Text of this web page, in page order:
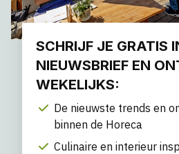
SCHRIJF JE GRATIS
NIEUWSBRIEF EN
WEKELIJKS:
De nieuwste trends en
binnen de Horeca
Culinaire en interieur